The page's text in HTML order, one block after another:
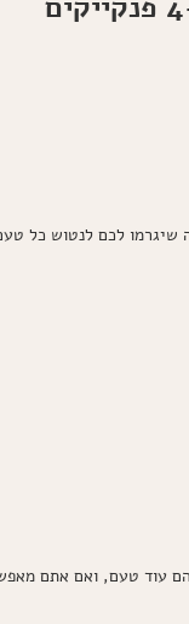
שיגרמו לכם לנטוש
עוד טעם, ואם אתם